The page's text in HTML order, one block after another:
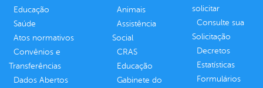
Educação
Saúde
Atos normativos
Convênios e
Transferências
Dados Abertos
Animais
Assistência
Social
CRAS
Educação
Gabinete do
solicitar
Consulte sua
Solicitação
Decretos
Estatísticas
Formulários